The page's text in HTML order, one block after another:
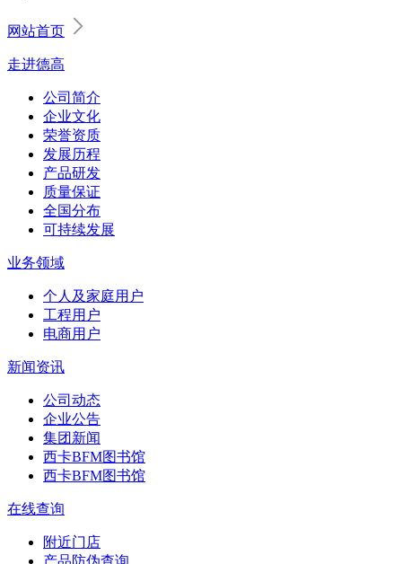
网站首页
走进德高
公司简介
企业文化
荣誉资质
发展历程
产品研发
质量保证
全国分布
可持续发展
业务领域
个人及家庭用户
工程用户
电商用户
新闻资讯
公司动态
企业公告
集团新闻
西卡BFM图书馆
西卡BFM图书馆
在线查询
附近门店
产品防伪查询